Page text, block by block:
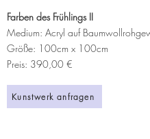
Farben des Frühlings II
Medium: Acryl auf
Größe: 100cm x 100cm
Preis: 390,00 €
Kunstwerk anfragen